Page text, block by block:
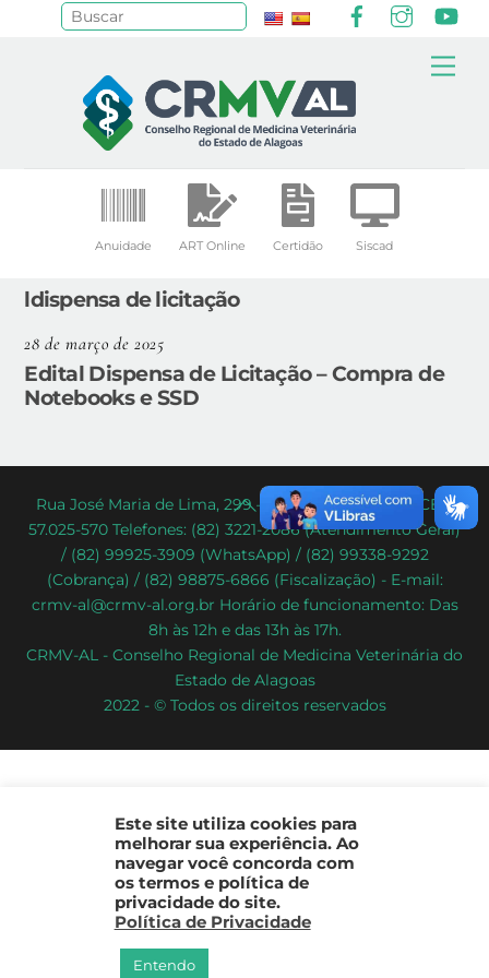
Anuidade ART Online Certidão Siscad
ldispensa de licitação
28 de março de 2025
Edital Dispensa de Licitação – Compra de
Notebooks e SSD
Back
To
Top
Rua José Maria de Lima, 299 – Poço – Maceió/AL – CEP:
57.025-570 Telefones: (82) 3221-2086 (Atendimento Geral)
/ (82) 99925-3909 (WhatsApp) / (82) 99338-9292
(Cobrança) / (82) 98875-6866 (Fiscalização) - E-mail:
crmv-al@crmv-al.org.br Horário de funcionamento: Das
8h às 12h e das 13h às 17h.
CRMV-AL - Conselho Regional de Medicina Veterinária do
Estado de Alagoas
2022 - © Todos os direitos reservados
Este site utiliza cookies para
melhorar sua experiência. Ao
navegar você concorda com
os termos e política de
privacidade do site.
Política de Privacidade
Entendo